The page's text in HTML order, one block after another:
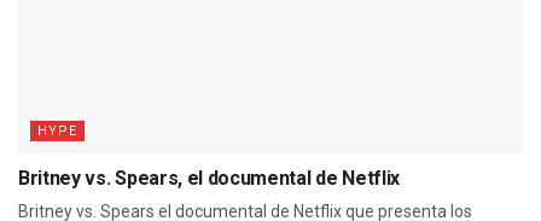
HYPE
Britney vs. Spears, el documental de Netflix
Britney vs. Spears el documental de Netflix que presenta los